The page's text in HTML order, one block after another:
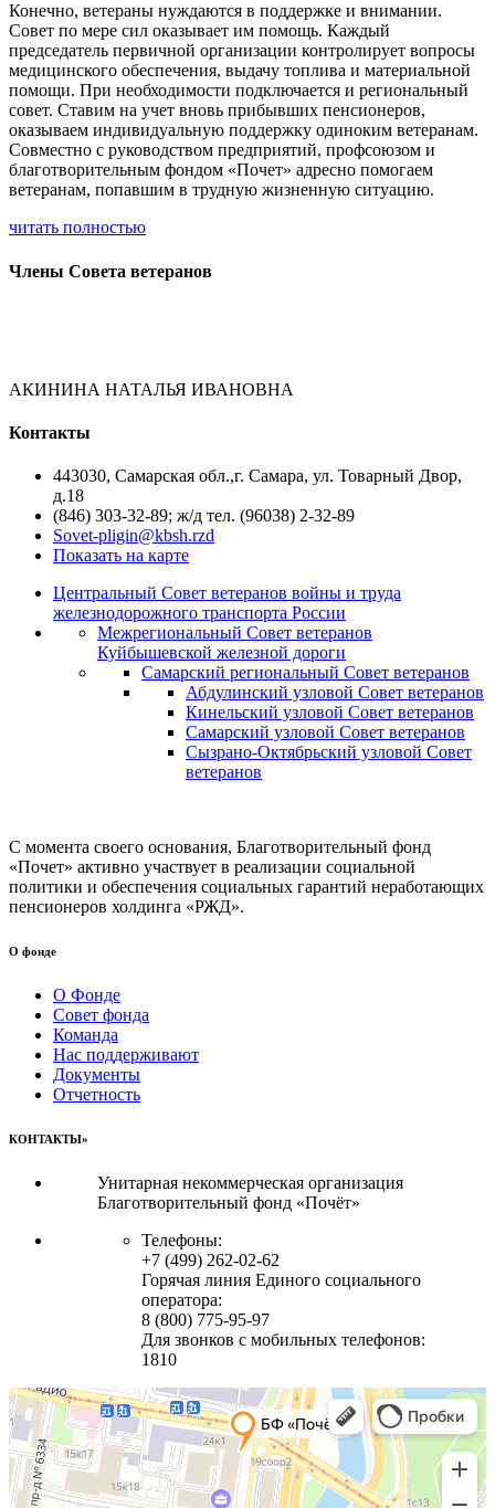
Конечно, ветераны нуждаются в поддержке и внимании.
Совет по мере сил оказывает им помощь. Каждый
председатель первичной организации контролирует вопросы
медицинского обеспечения, выдачу топлива и материальной
помощи. При необходимости подключается и региональный
совет. Ставим на учет вновь прибывших пенсионеров,
оказываем индивидуальную поддержку одиноким ветеранам.
Совместно с руководством предприятий, профсоюзом и
благотворительным фондом «Почет» адресно помогаем
ветеранам, попавшим в трудную жизненную ситуацию.
читать полностью
Члены Совета ветеранов
АКИНИНА НАТАЛЬЯ ИВАНОВНА
Контакты
443030, Самарская обл.,г. Самара, ул. Товарный Двор,
д.18
(846) 303-32-89; ж/д тел. (96038) 2-32-89
Sovet-pligin@kbsh.rzd
Показать на карте
Центральный Совет ветеранов войны и труда
железнодорожного транспорта России
Межрегиональный Совет ветеранов
Куйбышевской железной дороги
Самарский региональный Совет ветеранов
Абдулинский узловой Совет ветеранов
Кинельский узловой Совет ветеранов
Самарский узловой Совет ветеранов
Сызрано-Октябрьский узловой Совет
ветеранов
С момента своего основания, Благотворительный фонд
«Почет» активно участвует в реализации социальной
политики и обеспечения социальных гарантий неработающих
пенсионеров холдинга «РЖД».
О фонде
О Фонде
Совет фонда
Команда
Нас поддерживают
Документы
Отчетность
КОНТАКТЫ»
Унитарная некоммерческая организация
Благотворительный фонд «Почёт»
Телефоны:
+7 (499) 262-02-62
Горячая линия Единого социального
оператора:
8 (800) 775-95-97
Для звонков с мобильных телефонов:
1810